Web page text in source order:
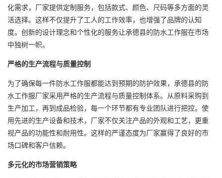
化需求，厂家提供定制服务，包括款式、颜色、尺码等多方面的灵
活选择。这样不仅提升了工人的工作效率，也增强了品牌的认知
度。创新的设计理念和个性化的服务让承德县的防水工作服在市场
中独树一帜。
严格的生产流程与质量控制
为了确保每一件防水工作服都能达到预期的防护效果，承德县的防
水工作服厂家采用严格的生产流程与质量控制体系。从原料采购到
生产加工，再到成品检验，每一个环节都有专业团队进行把控。使
用先进的生产设备和技术，厂家不仅关注产品的外观和工艺，更重
视产品的功能性和耐用性。这样的严谨态度为厂家赢得了良好的市
场口碑和客户信赖。
多元化的市场营销策略